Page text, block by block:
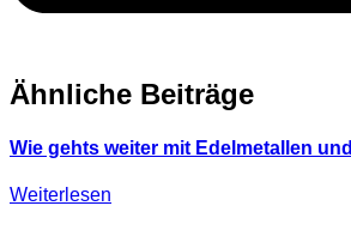
Ähnliche Beiträge
Wie gehts weiter mit Edelmetallen
Weiterlesen